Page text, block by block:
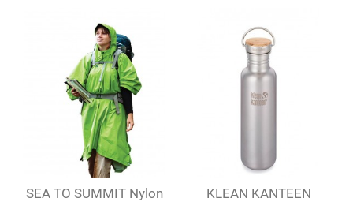
SEA TO SUMMIT Nylon
KLEAN KANTEEN